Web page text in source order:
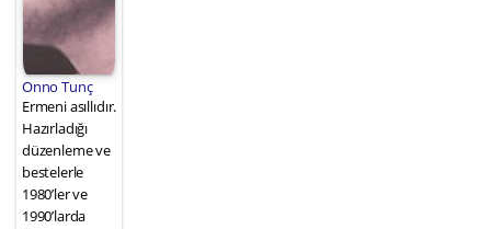
Onno Tunç
Ermeni asıllıdır.
Hazırladığı
düzenleme ve
bestelerle
1980’ler ve
1990’larda